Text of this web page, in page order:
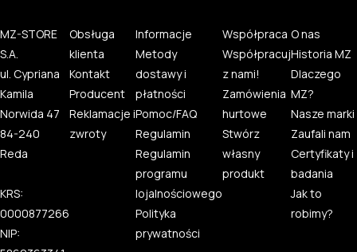
MZ-STORE
S.A.
ul. Cypriana
Kamila
Norwida 47
84-240
Reda
KRS:
0000877266
NIP:
Obsługa
klienta
Kontakt
Producent
Reklamacje i
zwroty
Informacje
Metody
dostawy i
płatności
Pomoc/FAQ
Regulamin
Regulamin
programu
lojalnościowego
Polityka
prywatności
Współpraca
Współpracuj
z nami!
Zamówienia
hurtowe
Stwórz
własny
produkt
O nas
Historia MZ
Dlaczego
MZ?
Nasze marki
Zaufali nam
Certyfikaty i
badania
Jak to
robimy?